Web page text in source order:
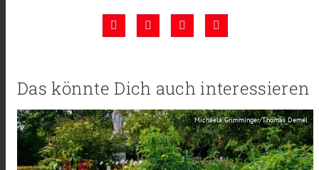
Das könnte Dich auch interessieren
Michaela Grimminger/Thomas Demel